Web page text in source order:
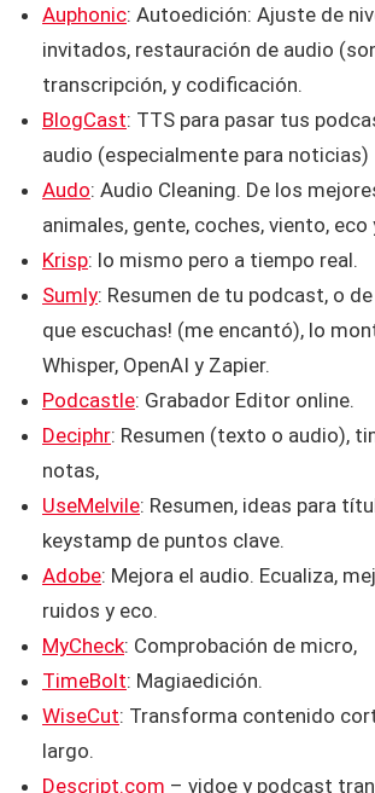
Auphonic: Autoedición: Ajuste de
invitados, restauración de audio
transcripción, y codificación.
BlogCast: TTS para pasar tus
audio (especialmente para noticias)
Audo: Audio Cleaning. De los
animales, gente, coches, viento, eco
Krisp: lo mismo pero a tiempo real.
Sumly: Resumen de tu podcast, o
que escuchas! (me encantó), lo
Whisper, OpenAI y Zapier.
Podcastle: Grabador Editor online.
Deciphr: Resumen (texto o audio),
notas,
UseMelvile: Resumen, ideas para
keystamp de puntos clave.
Adobe: Mejora el audio. Ecualiza,
ruidos y eco.
MyCheck: Comprobación de micro,
TimeBolt: Magiaedición.
WiseCut: Transforma contenido
largo.
Descript.com – vidoe y podcast